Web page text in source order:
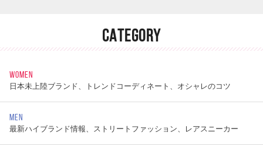
CATEGORY
WOMEN
日本未上陸ブランド、トレンドコーディネート、オシャレのコツ
MEN
最新ハイブランド情報、ストリートファッション、レアスニーカー